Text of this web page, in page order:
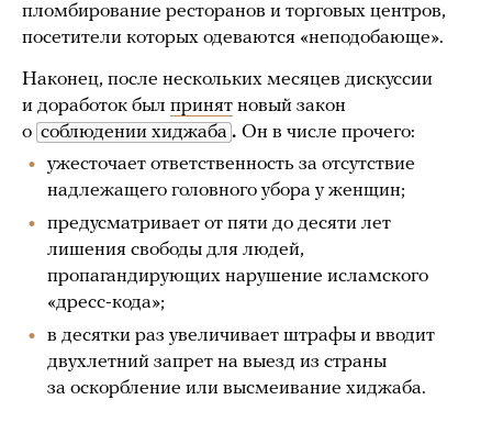
пломбирование ресторанов и торговых центров,
посетители которых одеваются «неподобающе».
Наконец, после нескольких месяцев дискуссии
и доработок был принят новый закон
о соблюдении хиджаба . Он в числе прочего:
ужесточает ответственность за отсутствие
надлежащего головного убора у женщин;
предусматривает от пяти до десяти лет
лишения свободы для людей,
пропагандирующих нарушение исламского
«дресс-кода»;
в десятки раз увеличивает штрафы и вводит
двухлетний запрет на выезд из страны
за оскорбление или высмеивание хиджаба.